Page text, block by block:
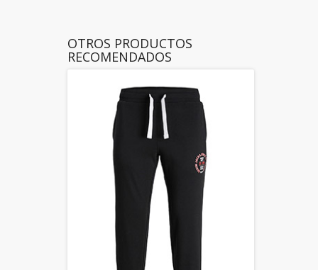
OTROS PRODUCTOS
RECOMENDADOS